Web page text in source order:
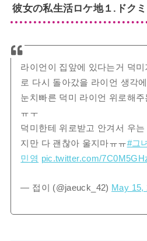
彼女の私生活ロケ地１.ドク
라이언이 집앞에 있다는거 덕
로 다시 돌아갔을 라이언 생각
눈치빠른 덕미 라이언 위로해
ㅠㅜ
덕미한테 위로받고 안겨서 우
지만 다 괜찮아 울지마ㅠㅠ#그
민영 pic.twitter.com/
— 접이 (@jaeuck_42) May 15,